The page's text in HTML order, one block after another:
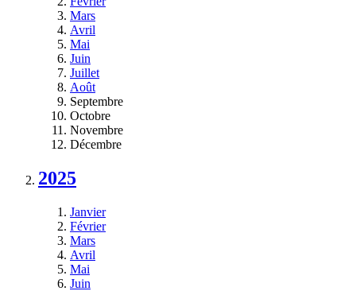
Mars
Avril
Mai
Juin
Juillet
Août
Septembre
Octobre
Novembre
Décembre
2025
Janvier
Février
Mars
Avril
Mai
Juin